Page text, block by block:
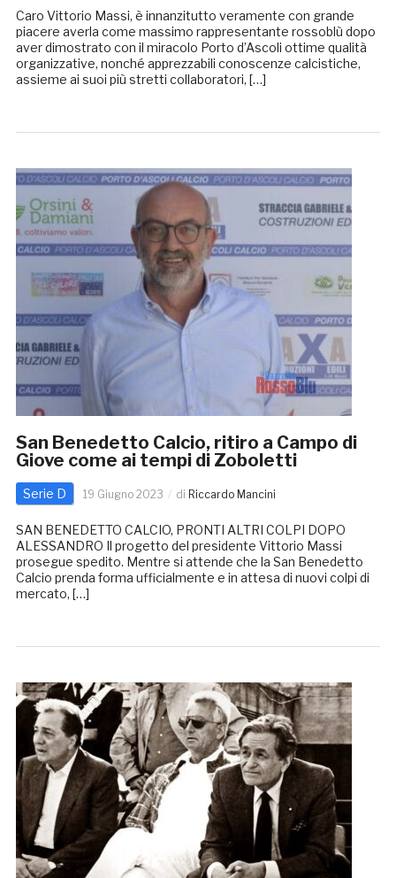
Caro Vittorio Massi, è innanzitutto veramente con grande
piacere averla come massimo rappresentante rossoblù dopo
aver dimostrato con il miracolo Porto d’Ascoli ottime qualità
organizzative, nonché apprezzabili conoscenze calcistiche,
assieme ai suoi più stretti collaboratori, […]
San Benedetto Calcio, ritiro a Campo di
Giove come ai tempi di Zoboletti
Serie D 19 Giugno 2023 di Riccardo Mancini
SAN BENEDETTO CALCIO, PRONTI ALTRI COLPI DOPO
ALESSANDRO Il progetto del presidente Vittorio Massi
prosegue spedito. Mentre si attende che la San Benedetto
Calcio prenda forma ufficialmente e in attesa di nuovi colpi di
mercato, […]